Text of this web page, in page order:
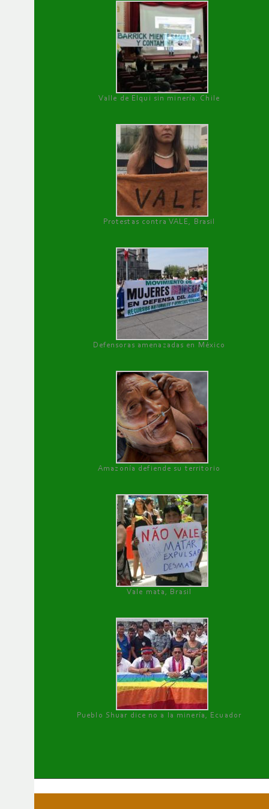
Valle de Elqui sin minería. Chile
Protestas contra VALE, Brasil
Defensoras amenazadas en México
Amazonía defiende su territorio
Vale mata, Brasil
Pueblo Shuar dice no a la minería, Ecuador